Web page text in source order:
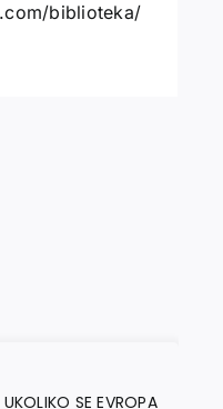
biblioteka/
UKOLIKO SE EVROPA